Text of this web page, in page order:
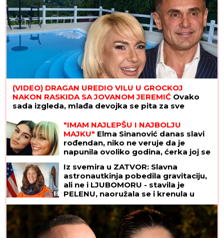
(VIDEO) DRAGAN UREDIO VILU U GROCKOJ
NAKON RASKIDA SA JOVANOM JEREMIĆ Ovako
sada izgleda, mlađa devojka se pita za sve
"IMAM NAJLEPŠU I NAJBOLJU
MAJKU" Elma Sinanović danas slavi
rođendan, niko ne veruje da je
napunila ovoliko godina, ćerka joj se
Iz svemira u ZATVOR: Slavna
astronautkinja pobedila gravitaciju,
ali ne i LJUBOMORU - stavila je
PELENU, naoružala se i krenula u
OBRAČUN sa rivalkom